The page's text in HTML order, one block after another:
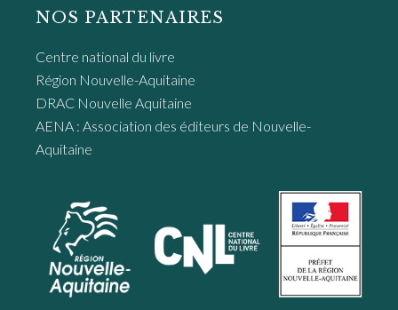
NOS PARTENAIRES
Centre national du livre
Région Nouvelle-Aquitaine
DRAC Nouvelle Aquitaine
AENA : Association des éditeurs de Nouvelle-
Aquitaine